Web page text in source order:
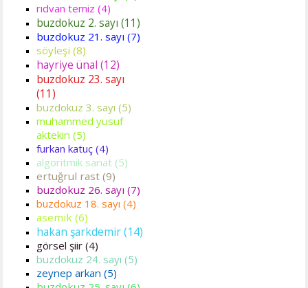
rıdvan temiz (4)
buzdokuz 2. sayı (11)
buzdokuz 21. sayı (7)
söyleşi (8)
hayriye ünal (12)
buzdokuz 23. sayı
(11)
buzdokuz 3. sayı (5)
muhammed yusuf
aktekin (5)
furkan katuç (4)
algoritmik sanat (5)
ertuğrul rast (9)
buzdokuz 26. sayı (7)
buzdokuz 18. sayı (4)
asemik (6)
hakan şarkdemir (14)
görsel şiir (4)
buzdokuz 24. sayı (5)
zeynep arkan (5)